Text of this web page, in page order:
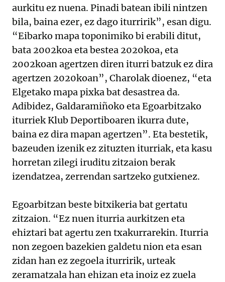
aurkitu ez nuena. Pinadi batean ibili nintzen
bila, baina ezer, ez dago iturririk”, esan digu.
“Eibarko mapa toponimiko bi erabili ditut,
bata 2002koa eta bestea 2020koa, eta
2002koan agertzen diren iturri batzuk ez dira
agertzen 2020koan”, Charolak dioenez, “eta
Elgetako mapa pixka bat desastrea da.
Adibidez, Galdaramiñoko eta Egoarbitzako
iturriek Klub Deportiboaren ikurra dute,
baina ez dira mapan agertzen”. Eta bestetik,
bazeuden izenik ez zituzten iturriak, eta kasu
horretan zilegi iruditu zitzaion berak
izendatzea, zerrendan sartzeko gutxienez.
Egoarbitzan beste bitxikeria bat gertatu
zitzaion. “Ez nuen iturria aurkitzen eta
ehiztari bat agertu zen txakurrarekin. Iturria
non zegoen bazekien galdetu nion eta esan
zidan han ez zegoela iturririk, urteak
zeramatzala han ehizan eta inoiz ez zuela